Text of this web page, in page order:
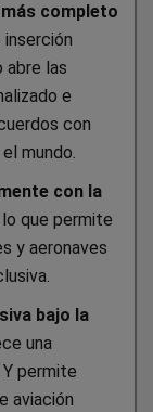
completo
abre las
e
con
mundo.
con la
lo que permite
y aeronaves
bajo la
una
permite
aviación